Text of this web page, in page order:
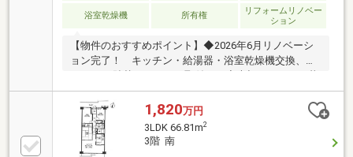
浴室乾燥機 所有権
リフォームリノベー
ション
【物件のおすすめポイント】◆2026年6月リノベーシ
ョン完了！ キッチン・給湯器・浴室乾燥機交換、ク
らせるお住まい(細則有)◆教育・商業施設が充実した
子育て世帯に優しい住環境◎ 武里南小学校まで徒歩
約11分オンライン相談（ランチや仕事後の10分で完
結！簡易的なオンライン相談受付中♪）※資料のご請求
は、下のオレンジマークの【資料請求】よりお問い合
1,820万円
3LDK 66.81m2
3階 南